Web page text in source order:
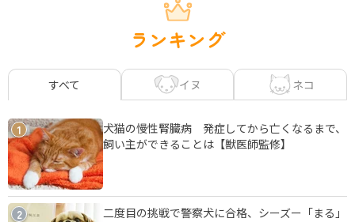
ランキング
すべて イヌ ネコ
1
犬猫の慢性腎臓病 発症してから亡くなるまで、
飼い主ができることは【獣医師監修】
2 二度目の挑戦で警察犬に合格、シーズー「まる」